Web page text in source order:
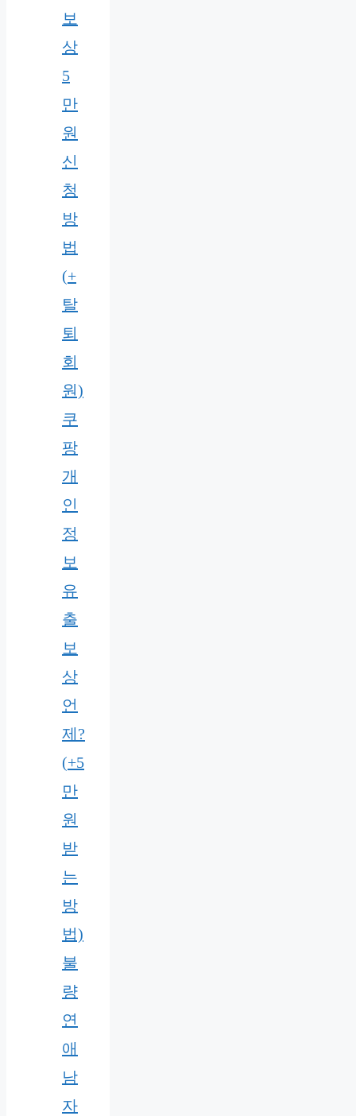
보
상
5
만
원
신
청
방
법
(+
탈
퇴
회
원)
쿠
팡
개
인
정
보
유
출
보
상
언
제?
(+5
만
원
받
는
방
법)
불
량
연
애
남
자